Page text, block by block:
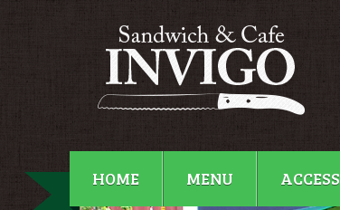
HOME MENU ACCESS